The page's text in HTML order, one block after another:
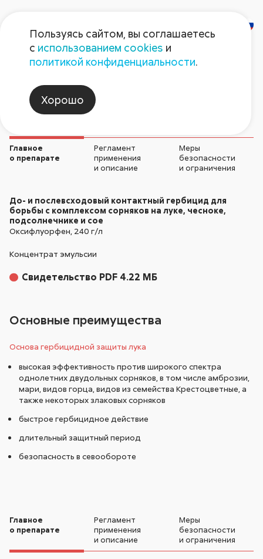
Гаур
Главное
о препарате
Регламент
применения
и описание
Меры
безопасности
и ограничения
До- и послевсходовый контактный гербицид для
борьбы с комплексом сорняков на луке, чесноке,
подсолнечнике и сое
Оксифлуорфен, 240 г/л
Концентрат эмульсии
Свидетельство PDF 4.22 МБ
Основные преимущества
Основа гербицидной защиты лука
высокая эффективность против широкого спектра
однолетних двудольных сорняков, в том числе амброзии,
мари, видов горца, видов из семейства Крестоцветные, а
также некоторых злаковых сорняков
быстрое гербицидное действие
длительный защитный период
безопасность в севообороте
Главное
о препарате
Регламент
применения
и описание
Меры
безопасности
и ограничения
Пользуясь сайтом, вы соглашаетесь
с использованием cookies и
политикой конфиденциальности.
Хорошо